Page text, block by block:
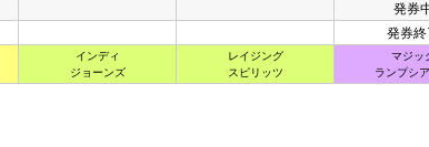
発券
発券終
インディ
ジョーンズ
レイジング
スピリッツ
マジッ
ランプシ